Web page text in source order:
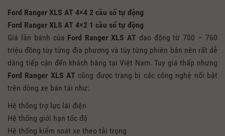
Ford Ranger XLS AT 4×4 2 cầu số tự động
Ford Ranger XLS AT 4×2 1 cầu số tự động
Giá lăn bánh của Ford Ranger XLS AT dao động từ 700 – 760
triệu đồng tùy từng địa phương và tùy từng phiên bản nên rất dễ
dàng tiếp cận đến khách hàng tại Việt Nam. Tuy giá thấp nhưng
Ford Ranger XLS AT cũng được trang bị các công nghệ nổi bật
trên dòng xe bán tải như:
Hệ thống trợ lực lái điện
Hệ thống giới hạn tốc độ
Hệ thống kiểm soát xe theo tải trọng